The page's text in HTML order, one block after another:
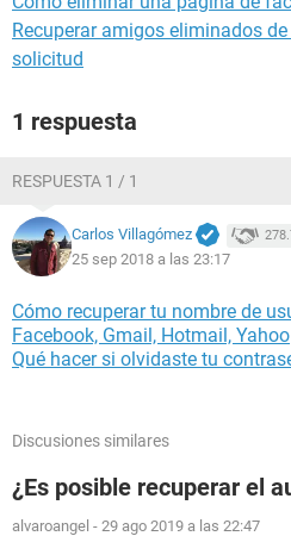
Recuperar amigos eliminados
solicitud
1 respuesta
RESPUESTA 1 / 1
Carlos Villagómez
25 sep 2018 a las 23:17
Cómo recuperar tu nombre de
Facebook, Gmail, Hotmail, Yahoo
Qué hacer si olvidaste tu
Discusiones similares
¿Es posible recuperar el
alvaroangel - 29 ago 2019 a las 22:47